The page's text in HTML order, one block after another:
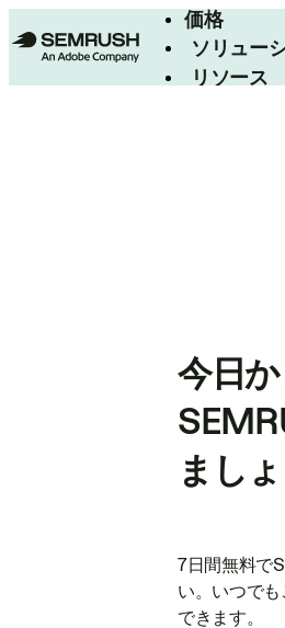
価格
ソリュー
リソース
今日
まし
7日間無料で
い。いつで
できます。